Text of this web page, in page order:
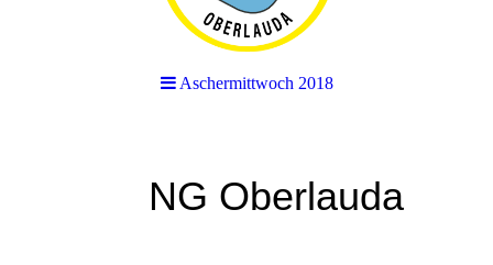
Aschermittwoch 2018
NG Oberlauda